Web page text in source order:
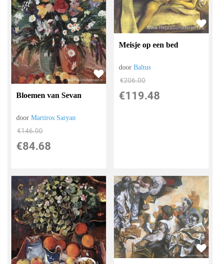
Bloemen van Sevan
doorMartiros Saryan
€146.00
€84.68
Meisje op een bed
doorBaltus
€206.00
€119.48